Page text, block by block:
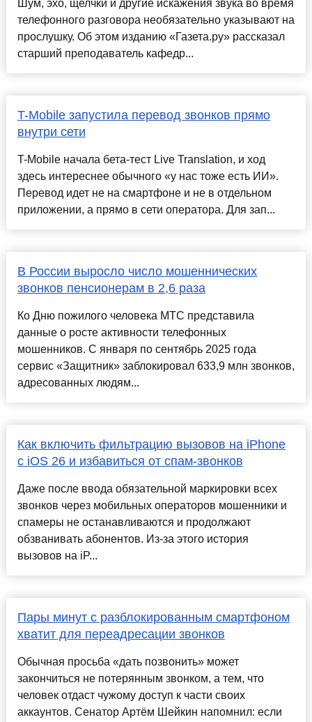
Шум, эхо, щелчки и другие искажения звука во время
телефонного разговора необязательно указывают на
прослушку. Об этом изданию «Газета.ру» рассказал
старший преподаватель кафедр...
T-Mobile запустила перевод звонков прямо
внутри сети
T-Mobile начала бета-тест Live Translation, и ход
здесь интереснее обычного «у нас тоже есть ИИ».
Перевод идет не на смартфоне и не в отдельном
приложении, а прямо в сети оператора. Для зап...
В России выросло число мошеннических
звонков пенсионерам в 2,6 раза
Ко Дню пожилого человека МТС представила
данные о росте активности телефонных
мошенников. С января по сентябрь 2025 года
сервис «Защитник» заблокировал 633,9 млн звонков,
адресованных людям...
Как включить фильтрацию вызовов на iPhone
с iOS 26 и избавиться от спам-звонков
Даже после ввода обязательной маркировки всех
звонков через мобильных операторов мошенники и
спамеры не останавливаются и продолжают
обзванивать абонентов. Из-за этого история
вызовов на iP...
Пары минут с разблокированным смартфоном
хватит для переадресации звонков
Обычная просьба «дать позвонить» может
закончиться не потерянным звонком, а тем, что
человек отдаст чужому доступ к части своих
аккаунтов. Сенатор Артём Шейкин напомнил: если